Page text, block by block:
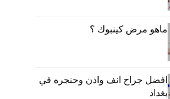
ماهو مرض كينبوك ؟
افضل جراح انف واذن وحنجره في
بغداد